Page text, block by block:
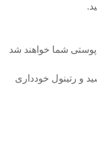
پوستی شما خواهند شد
و رتینول خودداری